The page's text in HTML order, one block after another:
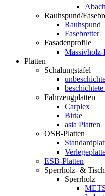
Rauhspund/
Rauhspund
Fasebretter
Fasadenprofile
Platten
Schalungstafel
Fahrzeugplatten
Carplex
Birke
asia Platten
OSB-Platten
ESB-Platten
Sperrholz- &
Sperrholz